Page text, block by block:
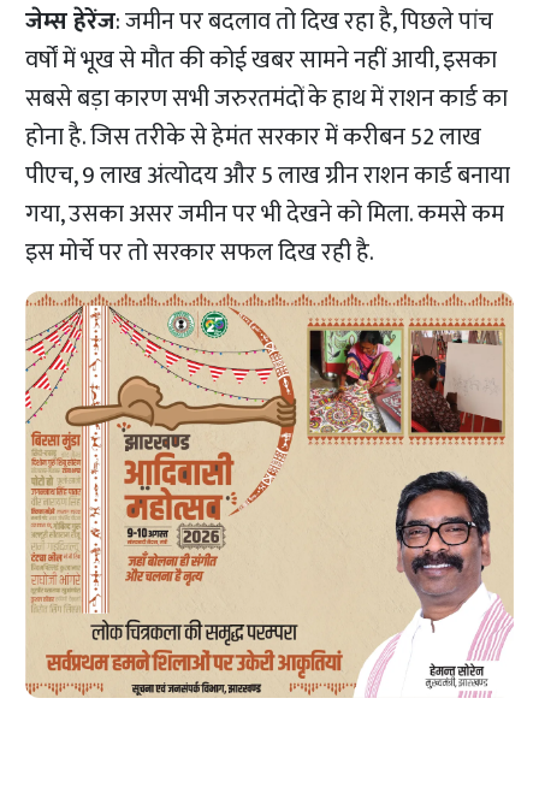
जेम्स हेरेंज: जमीन पर बदलाव तो दिख रहा है, पिछले पांच
वर्षों में भूख से मौत की कोई खबर सामने नहीं आयी, इसका
सबसे बड़ा कारण सभी जरुरतमंदों के हाथ में राशन कार्ड का
होना है. जिस तरीके से हेमंत सरकार में करीबन 52 लाख
पीएच, 9 लाख अंत्योदय और 5 लाख ग्रीन राशन कार्ड बनाया
गया, उसका असर जमीन पर भी देखने को मिला. कमसे कम
इस मोर्चे पर तो सरकार सफल दिख रही है.